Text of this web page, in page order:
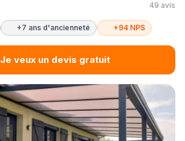
49 avis
+7 ans d'ancienneté +94 NPS
Je veux un devis gratuit